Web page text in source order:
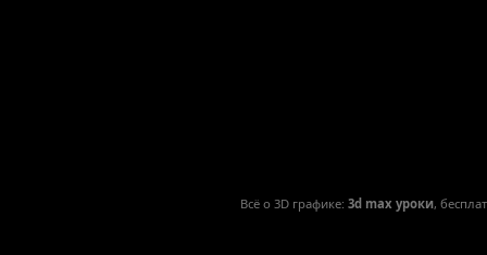
Всё о 3D графике: 3d max уроки,